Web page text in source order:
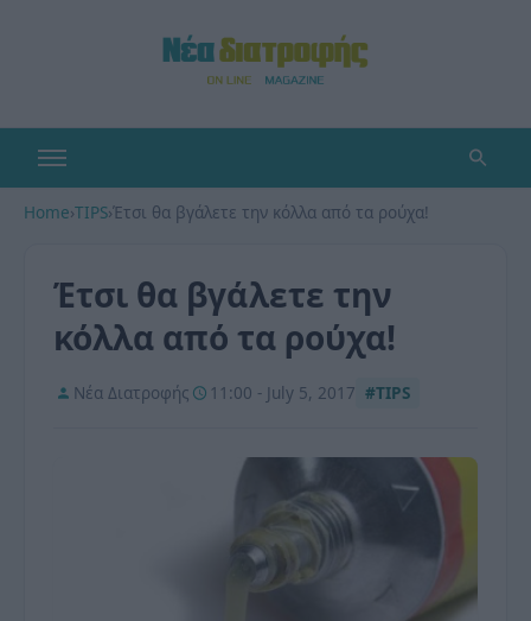
Home›TIPS›Έτσι θα βγάλετε την κόλλα από τα ρούχα!
Έτσι θα βγάλετε την
κόλλα από τα ρούχα!
Νέα Διατροφής 11:00 - July 5, 2017 #TIPS